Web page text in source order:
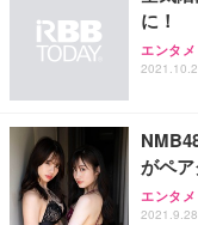
に！
エンタメ
がペ
エンタメ